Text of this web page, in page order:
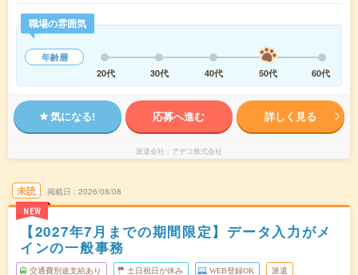
職場の雰囲気
年齢層
20代
30代 40代 50代 60代
気になる! 応募へ進む 詳しく見る
派遣会社 アデコ株式会社
未読
NEW
掲載日 2026/08/08
【2027年7月までの期間限定】データ入力がメ
インの一般事務
交通費別途支給あり 土日祝日が休み WEB登録OK 派遣